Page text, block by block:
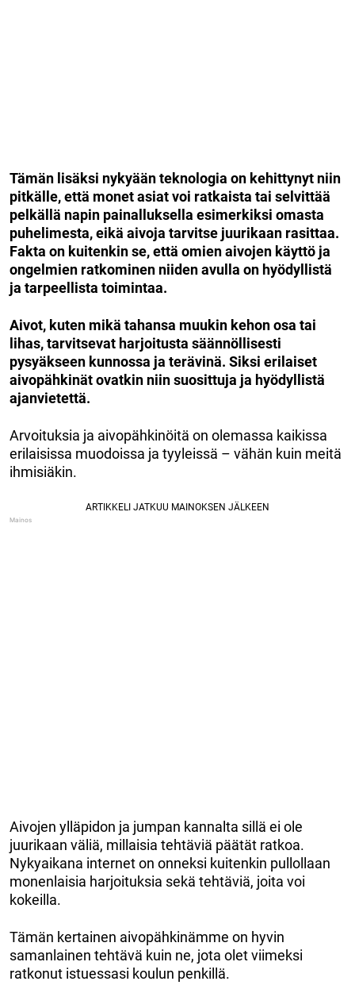
Tämän lisäksi nykyään teknologia on kehittynyt niin
pitkälle, että monet asiat voi ratkaista tai selvittää
pelkällä napin painalluksella esimerkiksi omasta
puhelimesta, eikä aivoja tarvitse juurikaan rasittaa.
Fakta on kuitenkin se, että omien aivojen käyttö ja
ongelmien ratkominen niiden avulla on hyödyllistä
ja tarpeellista toimintaa.
Aivot, kuten mikä tahansa muukin kehon osa tai
lihas, tarvitsevat harjoitusta säännöllisesti
pysyäkseen kunnossa ja terävinä. Siksi erilaiset
aivopähkinät ovatkin niin suosittuja ja hyödyllistä
ajanvietettä.
Arvoituksia ja aivopähkinöitä on olemassa kaikissa
erilaisissa muodoissa ja tyyleissä – vähän kuin meitä
ihmisiäkin.
Aivojen ylläpidon ja jumpan kannalta sillä ei ole
juurikaan väliä, millaisia tehtäviä päätät ratkoa.
Nykyaikana internet on onneksi kuitenkin pullollaan
monenlaisia harjoituksia sekä tehtäviä, joita voi
kokeilla.
Tämän kertainen aivopähkinämme on hyvin
samanlainen tehtävä kuin ne, jota olet viimeksi
ratkonut istuessasi koulun penkillä.